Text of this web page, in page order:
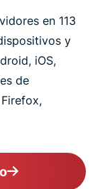
en 113
y
iOS,
de